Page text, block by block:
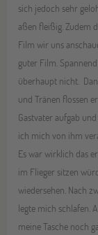
sich jedoch sehr
aßen fleißig. Zudem
Film wir uns
guter Film.
überhaupt nicht.
und Tränen flossen
Gastvater aufgab
ich mich von ihm
Es war wirklich das
im Flieger sitzen
wiedersehen. Nach
legte mich schlafen.
meine Tasche noch